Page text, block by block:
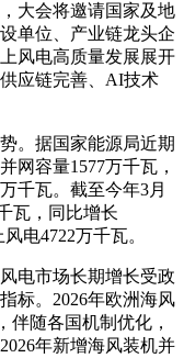
大会将邀请国家及地
单位、产业链龙头企
风电高质量发展展开
应链完善、AI技术
。据国家能源局近期
网容量1577万千瓦，
千瓦。截至今年3月
瓦，同比增长
电4722万千瓦。
电市场长期增长受政
标。2026年欧洲海风
伴随各国机制优化，
年新增海风装机并